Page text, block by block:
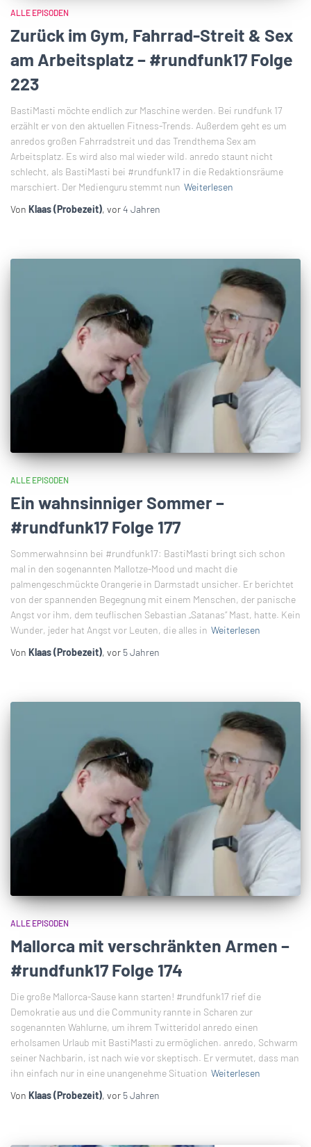
ALLE EPISODEN
Zurück im Gym, Fahrrad-Streit & Sex
am Arbeitsplatz – #rundfunk17 Folge
223
BastiMasti möchte endlich zur Maschine werden. Bei rundfunk 17
erzählt er von den aktuellen Fitness-Trends. Außerdem geht es um
anredos großen Fahrradstreit und das Trendthema Sex am
Arbeitsplatz. Es wird also mal wieder wild. anredo staunt nicht
schlecht, als BastiMasti bei #rundfunk17 in die Redaktionsräume
marschiert. Der Medienguru stemmt nun Weiterlesen
Von Klaas (Probezeit), vor4 Jahren
ALLE EPISODEN
Ein wahnsinniger Sommer –
#rundfunk17 Folge 177
Sommerwahnsinn bei #rundfunk17: BastiMasti bringt sich schon
mal in den sogenannten Mallotze-Mood und macht die
palmengeschmückte Orangerie in Darmstadt unsicher. Er berichtet
von der spannenden Begegnung mit einem Menschen, der panische
Angst vor ihm, dem teuflischen Sebastian „Satanas“ Mast, hatte. Kein
Wunder, jeder hat Angst vor Leuten, die alles in Weiterlesen
Von Klaas (Probezeit), vor 5 Jahren
ALLE EPISODEN
Mallorca mit verschränkten Armen –
#rundfunk17 Folge 174
Die große Mallorca-Sause kann starten! #rundfunk17 rief die
Demokratie aus und die Community rannte in Scharen zur
sogenannten Wahlurne, um ihrem Twitteridol anredo einen
erholsamen Urlaub mit BastiMasti zu ermöglichen. anredo, Schwarm
seiner Nachbarin, ist nach wie vor skeptisch. Er vermutet, dass man
ihn einfach nur in eine unangenehme Situation Weiterlesen
Von Klaas (Probezeit), vor 5 Jahren